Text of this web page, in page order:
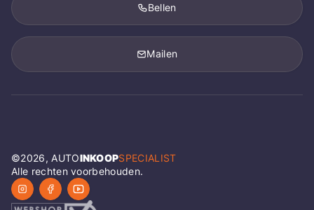
Bellen
Mailen
©2026, AUTOINKOOPSPECIALIST
Alle rechten voorbehouden.